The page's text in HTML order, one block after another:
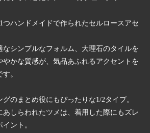
つハンドメイドで作られたセルロースアセ
なシンプルなフォルム、大理石のタイルを
やかな質感が、気品あふれるアクセントを
。
のまとめ役にもぴったりな1/2タイプ。
あしらわれたツメは、着用した際にもズレ
ント。